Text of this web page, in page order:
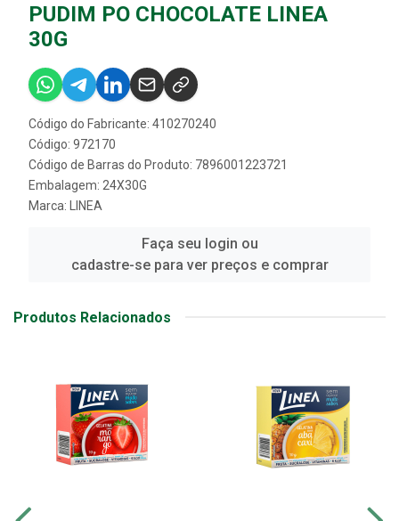
PUDIM PO CHOCOLATE LINEA
30G
Código do Fabricante: 410270240
Código: 972170
Código de Barras do Produto: 7896001223721
Embalagem: 24X30G
Marca: LINEA
Faça seu login ou
cadastre-se para ver preços e comprar
Produtos Relacionados